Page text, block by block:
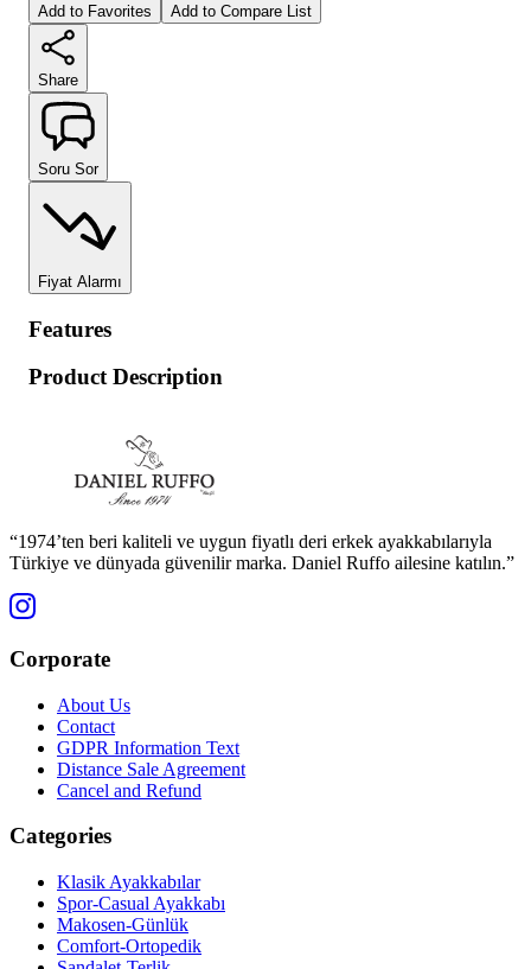
Add to Favorites Add to Compare List
Share
Soru Sor
Fiyat Alarmı
Features
Product Description
“1974’ten beri kaliteli ve uygun fiyatlı deri erkek ayakkabılarıyla
Türkiye ve dünyada güvenilir marka. Daniel Ruffo ailesine katılın.”
Corporate
About Us
Contact
GDPR Information Text
Distance Sale Agreement
Cancel and Refund
Categories
Klasik Ayakkabılar
Spor-Casual Ayakkabı
Makosen-Günlük
Comfort-Ortopedik